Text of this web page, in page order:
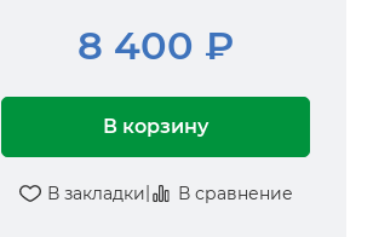
8 400 ₽
В корзину
В закладки| В сравнение